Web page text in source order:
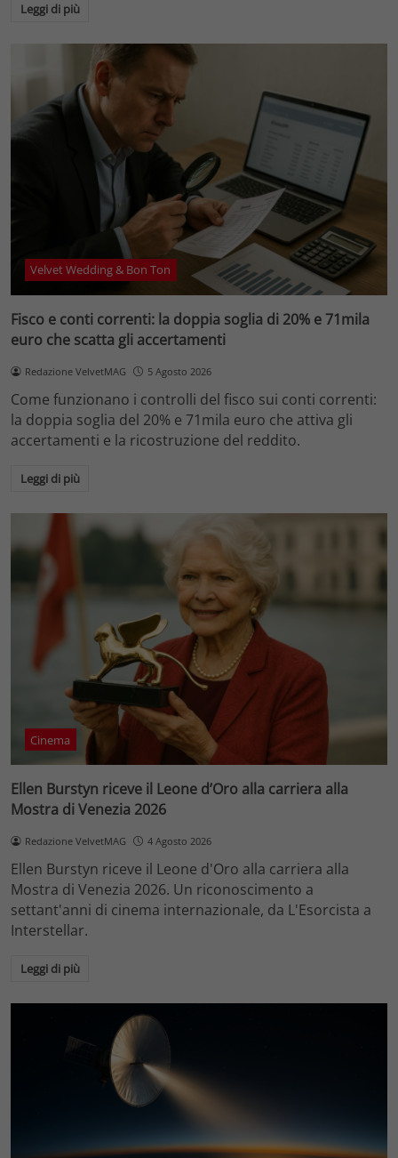
Leggi di più
Velvet Wedding & Bon Ton
Fisco e conti correnti: la doppia soglia di 20% e 71mila
euro che scatta gli accertamenti
Redazione VelvetMAG 5 Agosto 2026
Come funzionano i controlli del fisco sui conti correnti:
la doppia soglia del 20% e 71mila euro che attiva gli
accertamenti e la ricostruzione del reddito.
Leggi di più
Cinema
Ellen Burstyn riceve il Leone d’Oro alla carriera alla
Mostra di Venezia 2026
Redazione VelvetMAG 4 Agosto 2026
Ellen Burstyn riceve il Leone d'Oro alla carriera alla
Mostra di Venezia 2026. Un riconoscimento a
settant'anni di cinema internazionale, da L'Esorcista a
Interstellar.
Leggi di più